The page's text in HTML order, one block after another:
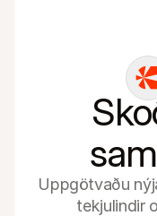
Uppgötvaðu
tekjulindir